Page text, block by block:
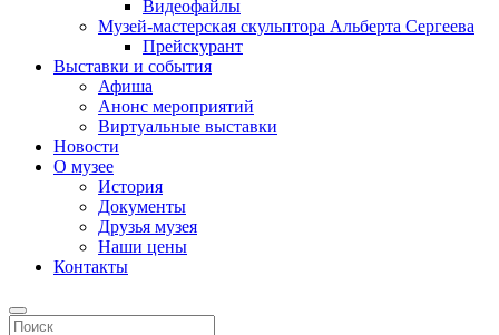
Видеофайлы
Музей-мастерская скульптора Альберта Сергеева
Прейскурант
Выставки и события
Афиша
Анонс мероприятий
Виртуальные выставки
Новости
О музее
История
Документы
Друзья музея
Наши цены
Контакты